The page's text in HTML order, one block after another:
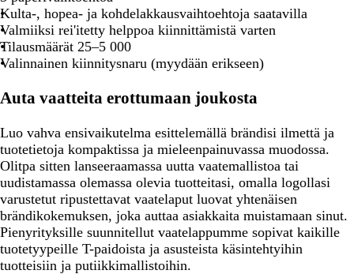
Kulta-, hopea- ja kohdelakkausvaihtoehtoja saatavilla
Valmiiksi rei'itetty helppoa kiinnittämistä varten
Tilausmäärät 25–5 000
Valinnainen kiinnitysnaru (myydään erikseen)
Auta vaatteita erottumaan joukosta
Luo vahva ensivaikutelma esittelemällä brändisi ilmettä ja
tuotetietoja kompaktissa ja mieleenpainuvassa muodossa.
Olitpa sitten lanseeraamassa uutta vaatemallistoa tai
uudistamassa olemassa olevia tuotteitasi, omalla logollasi
varustetut ripustettavat vaatelaput luovat yhtenäisen
brändikokemuksen, joka auttaa asiakkaita muistamaan sinut.
Pienyrityksille suunnitellut vaatelappumme sopivat kaikille
tuotetyypeille T-paidoista ja asusteista käsintehtyihin
tuotteisiin ja putiikkimallistoihin.